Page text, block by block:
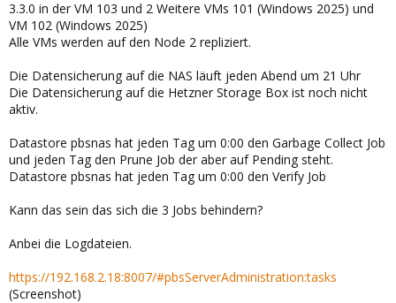
3.3.0 in der VM 103 und 2 Weitere VMs 101 (Windows 2025) und
VM 102 (Windows 2025)
Alle VMs werden auf den Node 2 repliziert.
Die Datensicherung auf die NAS läuft jeden Abend um 21 Uhr
Die Datensicherung auf die Hetzner Storage Box ist noch nicht
aktiv.
Datastore pbsnas hat jeden Tag um 0:00 den Garbage Collect Job
und jeden Tag den Prune Job der aber auf Pending steht.
Datastore pbsnas hat jeden Tag um 0:00 den Verify Job
Kann das sein das sich die 3 Jobs behindern?
Anbei die Logdateien.
https://192.168.2.18:8007/#pbsServerAdministration:tasks
(Screenshot)